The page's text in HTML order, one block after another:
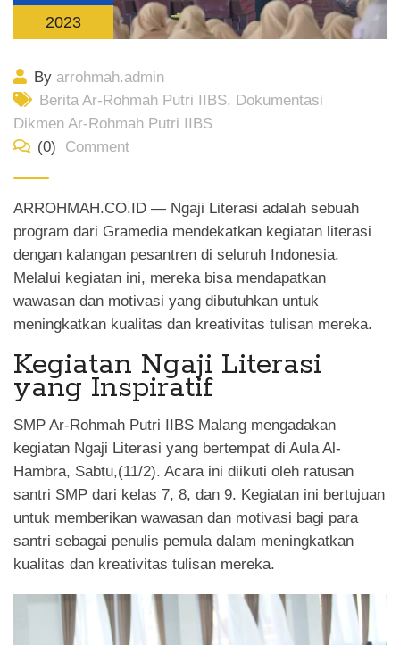
2023
By arrohmah.admin
Berita Ar-Rohmah Putri IIBS, Dokumentasi
Dikmen Ar-Rohmah Putri IIBS
(0)
Comment
ARROHMAH.CO.ID — Ngaji Literasi adalah sebuah
program dari Gramedia mendekatkan kegiatan literasi
dengan kalangan pesantren di seluruh Indonesia.
Melalui kegiatan ini, mereka bisa mendapatkan
wawasan dan motivasi yang dibutuhkan untuk
meningkatkan kualitas dan kreativitas tulisan mereka.
Kegiatan Ngaji Literasi
yang Inspiratif
SMP Ar-Rohmah Putri IIBS Malang mengadakan
kegiatan Ngaji Literasi yang bertempat di Aula Al-
Hambra, Sabtu,(11/2). Acara ini diikuti oleh ratusan
santri SMP dari kelas 7, 8, dan 9. Kegiatan ini bertujuan
untuk memberikan wawasan dan motivasi bagi para
santri sebagai penulis pemula dalam meningkatkan
kualitas dan kreativitas tulisan mereka.